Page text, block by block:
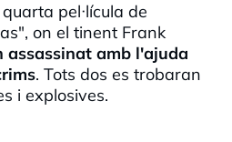
pel·lícula de
on el tinent Frank
assassinat amb l'ajuda
. Tots dos es trobaran
i explosives.